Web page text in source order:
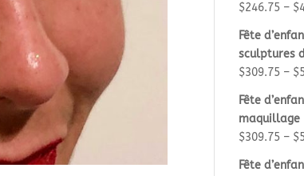
Rated 5.00
$246.75 – $
Fête
sculptures
$309.75 – $
Fête
maquillage
$309.75 – $
Fête